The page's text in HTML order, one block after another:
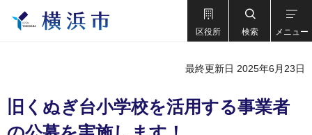
区役所 検索 メニュー
最終更新日 2025年6月23日
旧くぬぎ台小学校を活用する事業者